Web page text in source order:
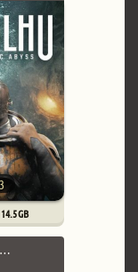
3
14.5 GB
…